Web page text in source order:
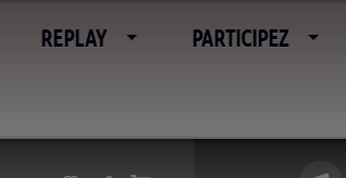
REPLAY PARTICIPEZ